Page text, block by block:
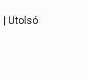
| Utolsó